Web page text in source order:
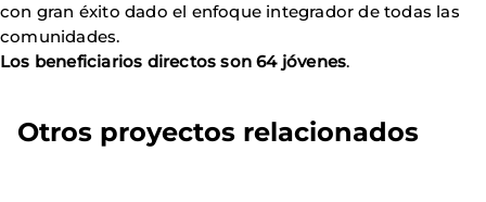
con gran éxito dado el enfoque integrador de todas las
comunidades.
Los beneficiarios directos son 64 jóvenes.
Otros proyectos relacionados